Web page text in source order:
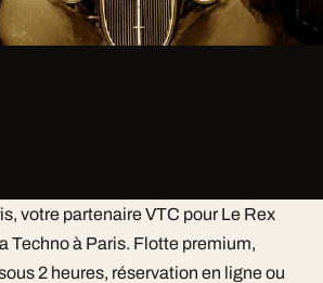
votre partenaire VTC pour Le Rex
Techno à Paris. Flotte premium,
2 heures, réservation en ligne ou